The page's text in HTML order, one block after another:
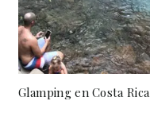
Glamping en Costa Rica